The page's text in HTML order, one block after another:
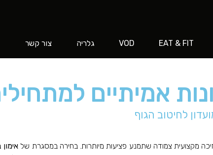
EAT & FIT
VOD גלריה צור קשר
אמיתיים
לחיטוב הגוף
מקצועית צמודה שתמנע פציעות מיותרות. בחירה במסגרת של